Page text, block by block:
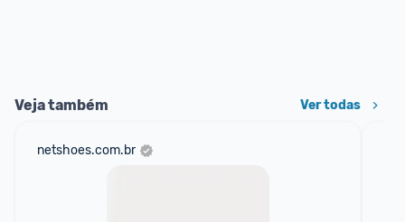
Veja também Ver todas
netshoes.com.br